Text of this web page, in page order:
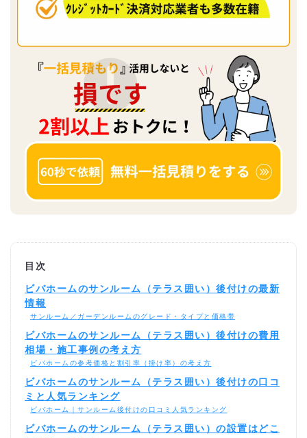
目次
ビバホームのサンルーム（テラス囲い）後付けの最新
情報
サンルーム／ガーデンルームのグレード・タイプと価格帯
ビバホームのサンルーム（テラス囲い）後付けの費用
相場・施工事例の考え方
ビバホームの参考価格と割引率（掛け率）の考え方
ビバホームのサンルーム（テラス囲い）後付けの口コ
ミと人気ランキング
ビバホーム｜サンルーム後付けの口コミ人気ランキング
ビバホームのサンルーム（テラス囲い）の設置はどこ